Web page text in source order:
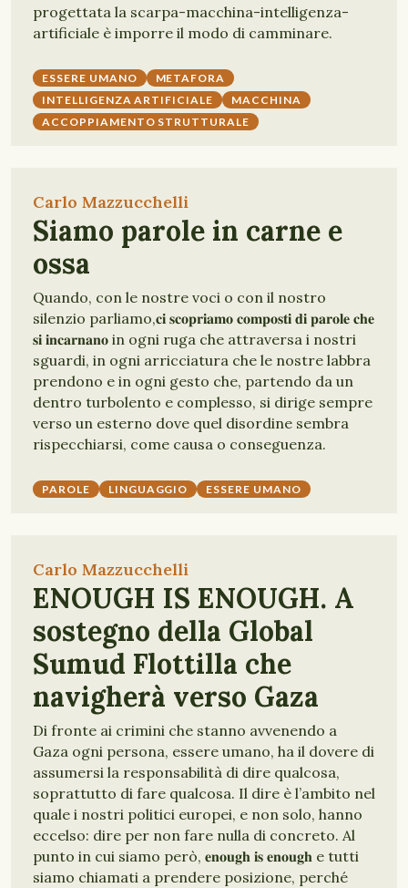
progettata la scarpa-macchina-intelligenza-
artificiale è imporre il modo di camminare.
ESSERE UMANO
METAFORA
INTELLIGENZA ARTIFICIALE
MACCHINA
ACCOPPIAMENTO STRUTTURALE
Carlo Mazzucchelli
Siamo parole in carne e
ossa
Quando, con le nostre voci o con il nostro
silenzio parliamo,𝐜𝐢 𝐬𝐜𝐨𝐩𝐫𝐢𝐚𝐦𝐨 𝐜𝐨𝐦𝐩𝐨𝐬𝐭𝐢 𝐝𝐢 𝐩𝐚𝐫𝐨𝐥𝐞 𝐜𝐡𝐞
𝐬𝐢 𝐢𝐧𝐜𝐚𝐫𝐧𝐚𝐧𝐨 in ogni ruga che attraversa i nostri
sguardi, in ogni arricciatura che le nostre labbra
prendono e in ogni gesto che, partendo da un
dentro turbolento e complesso, si dirige sempre
verso un esterno dove quel disordine sembra
rispecchiarsi, come causa o conseguenza.
PAROLE LINGUAGGIO ESSERE UMANO
Carlo Mazzucchelli
ENOUGH IS ENOUGH. A
sostegno della Global
Sumud Flottilla che
navigherà verso Gaza
Di fronte ai crimini che stanno avvenendo a
Gaza ogni persona, essere umano, ha il dovere di
assumersi la responsabilità di dire qualcosa,
soprattutto di fare qualcosa. Il dire è l’ambito nel
quale i nostri politici europei, e non solo, hanno
eccelso: dire per non fare nulla di concreto. Al
punto in cui siamo però, 𝐞𝐧𝐨𝐮𝐠𝐡 𝐢𝐬 𝐞𝐧𝐨𝐮𝐠𝐡 e tutti
siamo chiamati a prendere posizione, perché